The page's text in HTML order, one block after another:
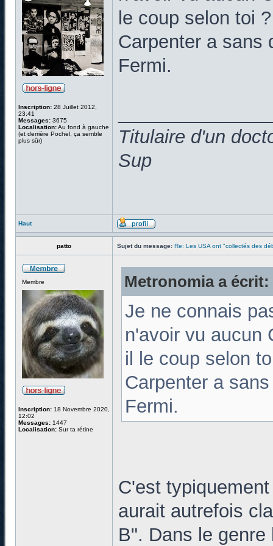
Inscription: 28 Juillet 2012,
23:41
Messages: 3675
Localisation:Au fond à gauche
(et derrière Pochel, ça semble
plus sûr)
le coup selon toi ?
Carpenter a sans
Fermi.
Titulaire d'un
Sup
Haut
patto Sujet du message: Re: Les USA ont "collectés des
Membre
Inscription: 18 Novembre 2020,
12:02
Messages: 1447
Localisation: Sur ta rétine
Metronomia a écrit:
Je ne connais
n'avoir vu aucun
il le coup selon
Carpenter a
Fermi.
C'est
aurait autrefois
B". Dans le